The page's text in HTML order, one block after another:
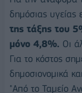
δημόσιας υγείας
της τάξης του
μόνο 4,8%. Οι
Για το κόστος
δημοσιονομικά
"Από το Ταμείο